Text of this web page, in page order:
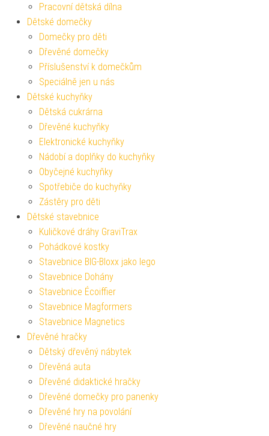
Pracovní dětská dílna
Dětské domečky
Domečky pro děti
Dřevěné domečky
Příslušenství k domečkům
Speciálně jen u nás
Dětské kuchyňky
Dětská cukrárna
Dřevěné kuchyňky
Elektronické kuchyňky
Nádobí a doplňky do kuchyňky
Obyčejné kuchyňky
Spotřebiče do kuchyňky
Zástěry pro děti
Dětské stavebnice
Kuličkové dráhy GraviTrax
Pohádkové kostky
Stavebnice BIG-Bloxx jako lego
Stavebnice Dohány
Stavebnice Écoiffier
Stavebnice Magformers
Stavebnice Magnetics
Dřevěné hračky
Dětský dřevěný nábytek
Dřevěná auta
Dřevěné didaktické hračky
Dřevěné domečky pro panenky
Dřevěné hry na povolání
Dřevěné naučné hry